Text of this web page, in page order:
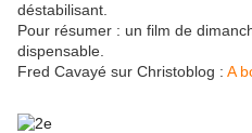
déstabilisant.
Pour résumer : un film de
dispensable.
Fred Cavayé sur Christoblog : A